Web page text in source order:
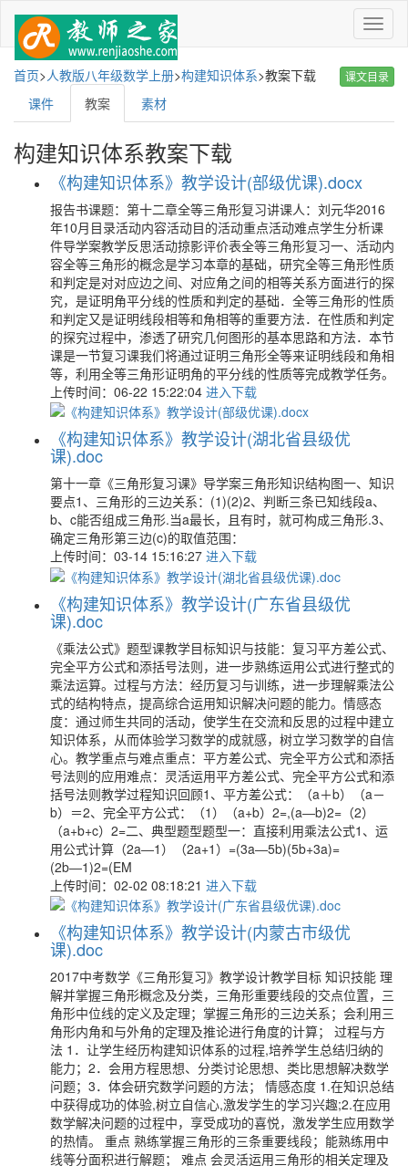
菜
单
课文目录
首页>人教版八年级数学上册>构建知识体系>教案下载
课件
教案 素材
构建知识体系教案下载
《构建知识体系》教学设计(部级优课).docx
报告书课题：第十二章全等三角形复习讲课人：刘元华2016
年10月目录活动内容活动目的活动重点活动难点学生分析课
件导学案教学反思活动掠影评价表全等三角形复习一、活动内
容全等三角形的概念是学习本章的基础，研究全等三角形性质
和判定是对对应边之间、对应角之间的相等关系方面进行的探
究，是证明角平分线的性质和判定的基础．全等三角形的性质
和判定又是证明线段相等和角相等的重要方法．在性质和判定
的探究过程中，渗透了研究几何图形的基本思路和方法．本节
课是一节复习课我们将通过证明三角形全等来证明线段和角相
等，利用全等三角形证明角的平分线的性质等完成教学任务。
上传时间：06-22 15:22:04 进入下载
《构建知识体系》教学设计(湖北省县级优
课).doc
第十一章《三角形复习课》导学案三角形知识结构图一、知识
要点1、三角形的三边关系：(1)(2)2、判断三条已知线段a、
b、c能否组成三角形.当a最长，且有时，就可构成三角形.3、
确定三角形第三边(c)的取值范围：
上传时间：03-14 15:16:27 进入下载
《构建知识体系》教学设计(广东省县级优
课).doc
《乘法公式》题型课教学目标知识与技能：复习平方差公式、
完全平方公式和添括号法则，进一步熟练运用公式进行整式的
乘法运算。过程与方法：经历复习与训练，进一步理解乘法公
式的结构特点，提高综合运用知识解决问题的能力。情感态
度：通过师生共同的活动，使学生在交流和反思的过程中建立
知识体系，从而体验学习数学的成就感，树立学习数学的自信
心。教学重点与难点重点：平方差公式、完全平方公式和添括
号法则的应用难点：灵活运用平方差公式、完全平方公式和添
括号法则教学过程知识回顾1、平方差公式：（a＋b）（a－
b）＝2、完全平方公式：（1）（a+b）2=,(a―b)2=（2）
（a+b+c）2=二、典型题型题型一：直接利用乘法公式1、运
用公式计算（2a―1）（2a+1）=(3a―5b)(5b+3a)=
(2b―1)2=(EM
上传时间：02-02 08:18:21 进入下载
《构建知识体系》教学设计(内蒙古市级优
课).doc
2017中考数学《三角形复习》教学设计教学目标 知识技能 理
解并掌握三角形概念及分类，三角形重要线段的交点位置，三
角形中位线的定义及定理；掌握三角形的三边关系；会利用三
角形内角和与外角的定理及推论进行角度的计算； 过程与方
法 1．让学生经历构建知识体系的过程,培养学生总结归纳的
能力；2．会用方程思想、分类讨论思想、类比思想解决数学
问题；3．体会研究数学问题的方法； 情感态度 1.在知识总结
中获得成功的体验,树立自信心,激发学生的学习兴趣;2.在应用
数学解决问题的过程中，享受成功的喜悦，激发学生应用数学
的热情。 重点 熟练掌握三角形的三条重要线段；能熟练用中
线等分面积进行解题； 难点 会灵活运用三角形的相关定理及